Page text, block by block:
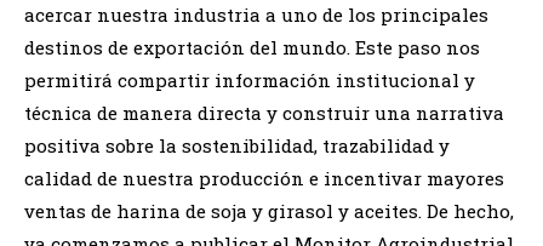
acercar nuestra industria a uno de los principales
destinos de exportación del mundo. Este paso nos
permitirá compartir información institucional y
técnica de manera directa y construir una narrativa
positiva sobre la sostenibilidad, trazabilidad y
calidad de nuestra producción e incentivar mayores
ventas de harina de soja y girasol y aceites. De hecho,